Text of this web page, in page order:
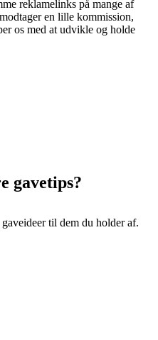
reklamelinks på mange af
en lille kommission,
os med at udvikle og holde
gavetips?
til dem du holder af.